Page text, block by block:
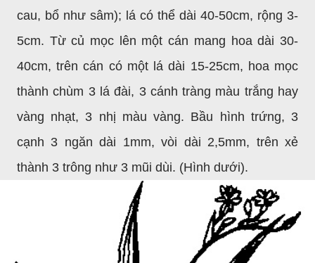
cau, bổ như sâm); lá có thể dài 40-50cm, rộng 3-
5cm. Từ củ mọc lên một cán mang hoa dài 30-
40cm, trên cán có một lá dài 15-25cm, hoa mọc
thành chùm 3 lá đài, 3 cánh tràng màu trắng hay
vàng nhạt, 3 nhị màu vàng. Bầu hình trứng, 3
cạnh 3 ngăn dài 1mm, vòi dài 2,5mm, trên xẻ
thành 3 trông như 3 mũi dùi. (Hình dưới).